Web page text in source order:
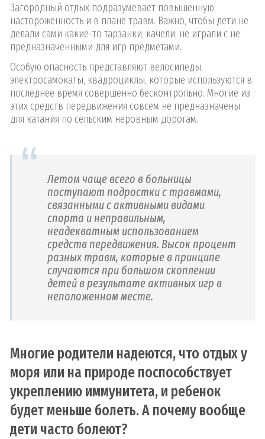
Загородный отдых подразумевает повышенную
настороженность и в плане травм. Важно, чтобы дети не
делали сами какие-то тарзанки, качели, не играли с не
предназначенными для игр предметами.
Особую опасность представляют велосипеды,
электросамокаты, квадроциклы, которые используются в
последнее время совершенно бесконтрольно. Многие из
этих средств передвижения совсем не предназначены
для катания по сельским неровным дорогам.
Летом чаще всего в больницы
поступают подростки с травмами,
связанными с активными видами
спорта и неправильным,
неадекватным использованием
средств передвижения. Высок процент
разных травм, которые в принципе
случаются при большом скоплении
детей в результате активных игр в
неположенном месте.
Многие родители надеются, что отдых у
моря или на природе поспособствует
укреплению иммунитета, и ребенок
будет меньше болеть. А почему вообще
дети часто болеют?